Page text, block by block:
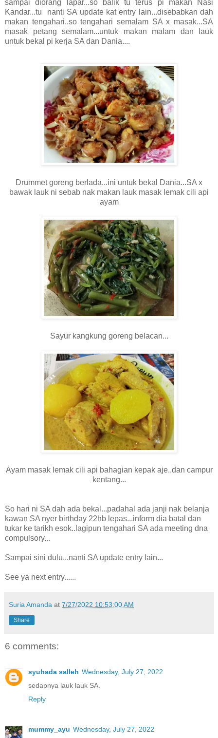
sampai diorang lapar...so balik tu terus pi makan Nasi
Kandar...tu nanti SA update kat entry lain...disebabkan dah
makan tengahari..so tengahari semalam SA x masak...SA
masak petang semalam...untuk makan malam dan lauk
untuk bekal pi kerja SA dan Dania....
Drummet goreng berlada...ini untuk bekal Dania...SA x
bawak lauk ni sebab nak makan lauk masak lemak cili api
ayam
Sayur kangkung goreng belacan...
Ayam masak lemak cili api bahagian kepak aje..dan campur
kentang...
So hari ni SA dah ada bekal...padahal ada janji nak belanja
kawan SA nyer birthday 22hb lepas...inform dia batal dan
tukar ke tarikh esok..lagipun tengahari SA ada meeting dna
compulsory...
Sampai sini dulu...nanti SA update entry lain...
See ya next entry......
Suria Amanda at 7/27/2022 10:53:00 AM
Share
6 comments:
syuhada salleh Wednesday, July 27, 2022
sedapnya lauk lauk SA.
Reply
mummy_ayu Wednesday, July 27, 2022